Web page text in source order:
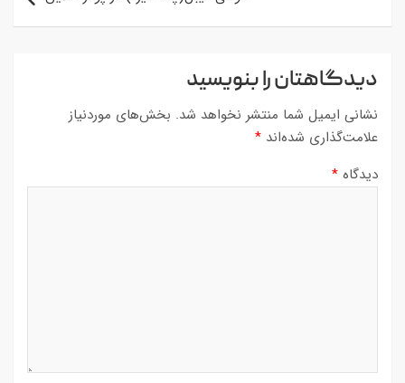
دیدگاهتان را بنویسید
نشانی ایمیل شما منتشر نخواهد شد. بخش‌های موردنیاز
علامت‌گذاری شده‌اند *
دیدگاه *